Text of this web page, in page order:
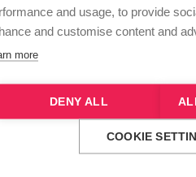
and usage, to provide
and customise content and
more
DENY ALL
COOKIE